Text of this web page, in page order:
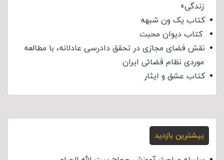
زندگی»
کتاب یک ون شبهه
کتاب دیوان محبت
نقش فضای مجازی در تحقق دادرسی عادلانه، با مطالعه
موردی نظام قضائی ایران
کتاب عشق و ایثار
بیشترین بازدید